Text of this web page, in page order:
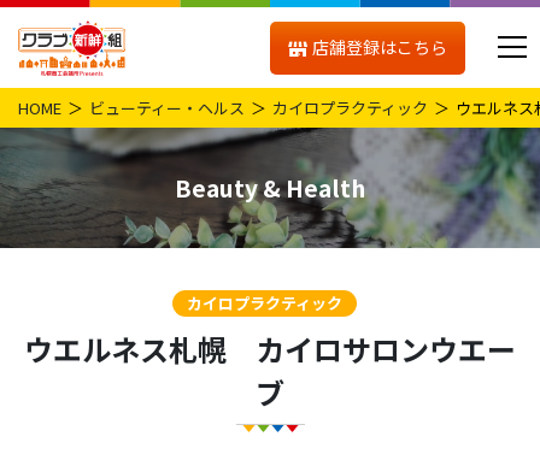
店舗登録はこちら
HOME ビューティー・ヘルス カイロプラクティック ウエルネ
Beauty & Health
カイロプラクティック
ウエルネス札幌 カイロサロンウエー
ブ